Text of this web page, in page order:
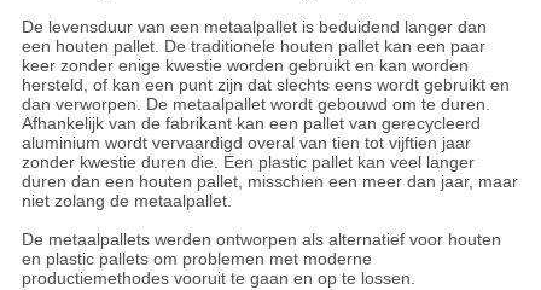
De levensduur van een metaalpallet is beduidend langer dan
een houten pallet. De traditionele houten pallet kan een paar
keer zonder enige kwestie worden gebruikt en kan worden
hersteld, of kan een punt zijn dat slechts eens wordt gebruikt en
dan verworpen. De metaalpallet wordt gebouwd om te duren.
Afhankelijk van de fabrikant kan een pallet van gerecycleerd
aluminium wordt vervaardigd overal van tien tot vijftien jaar
zonder kwestie duren die. Een plastic pallet kan veel langer
duren dan een houten pallet, misschien een meer dan jaar, maar
niet zolang de metaalpallet.
De metaalpallets werden ontworpen als alternatief voor houten
en plastic pallets om problemen met moderne
productiemethodes vooruit te gaan en op te lossen.